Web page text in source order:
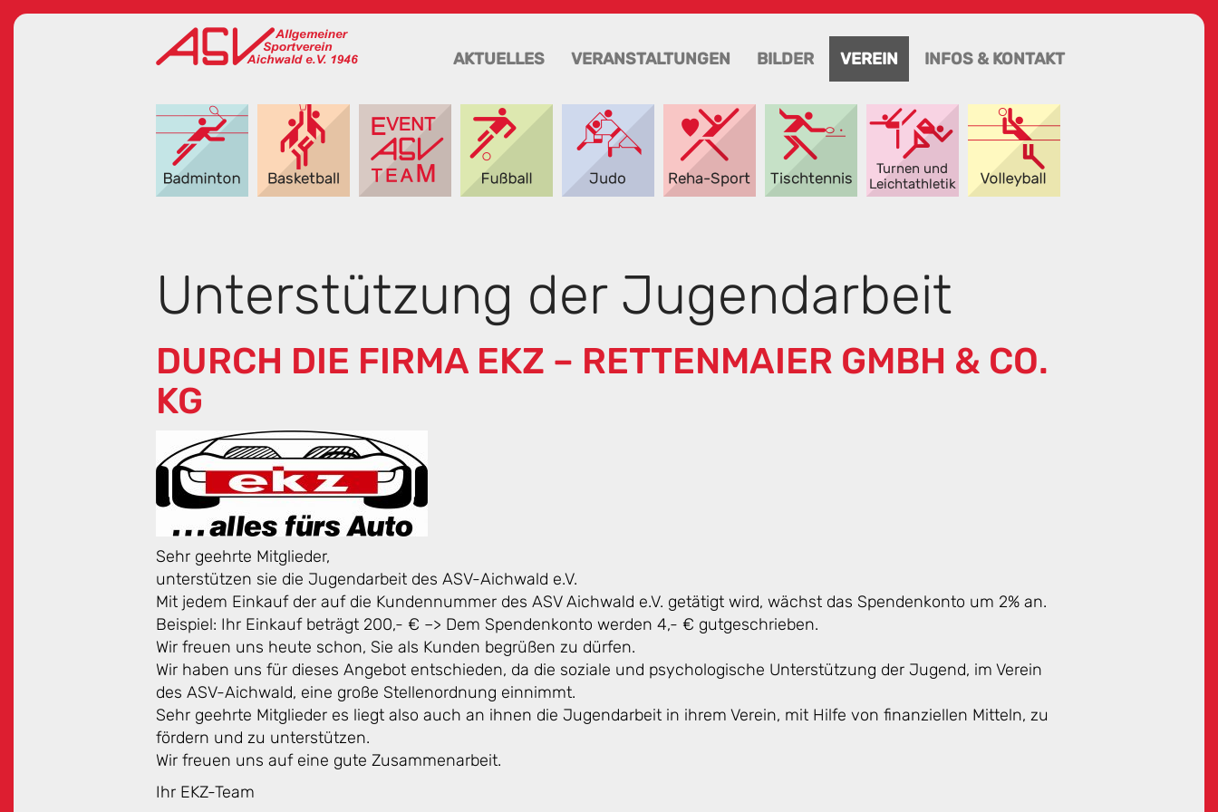
AKTUELLES VERANSTALTUNGEN BILDER VEREIN INFOS & KONTAKT
Unterstützung der Jugendarbeit
DURCH DIE FIRMA EKZ – RETTENMAIER GMBH & CO.
KG
Sehr geehrte Mitglieder,
unterstützen sie die Jugendarbeit des ASV-Aichwald e.V.
Mit jedem Einkauf der auf die Kundennummer des ASV Aichwald e.V. getätigt wird, wächst das Spendenkonto um 2% an.
Beispiel: Ihr Einkauf beträgt 200,- € –> Dem Spendenkonto werden 4,- € gutgeschrieben.
Wir freuen uns heute schon, Sie als Kunden begrüßen zu dürfen.
Wir haben uns für dieses Angebot entschieden, da die soziale und psychologische Unterstützung der Jugend, im Verein
des ASV-Aichwald, eine große Stellenordnung einnimmt.
Sehr geehrte Mitglieder es liegt also auch an ihnen die Jugendarbeit in ihrem Verein, mit Hilfe von finanziellen Mitteln, zu
fördern und zu unterstützen.
Wir freuen uns auf eine gute Zusammenarbeit.
Ihr EKZ-Team